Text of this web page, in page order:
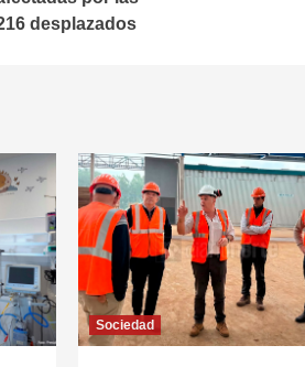
desplazados
Sociedad